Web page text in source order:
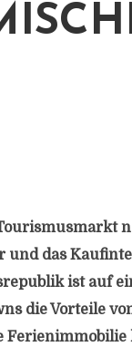
das
ist auf
die Vorteile